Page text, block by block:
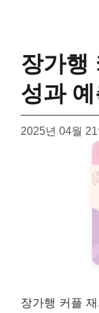
장가행
성과
2025년 04월 21
장가행 커플